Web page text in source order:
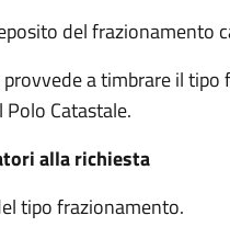
del frazionamento
provvede a timbrare il
Catastale.
alla richiesta
tipo frazionamento.